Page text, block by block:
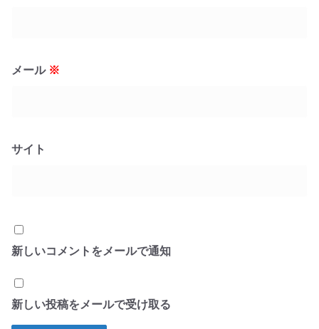
メール ※
サイト
新しいコメントをメールで通知
新しい投稿をメールで受け取る